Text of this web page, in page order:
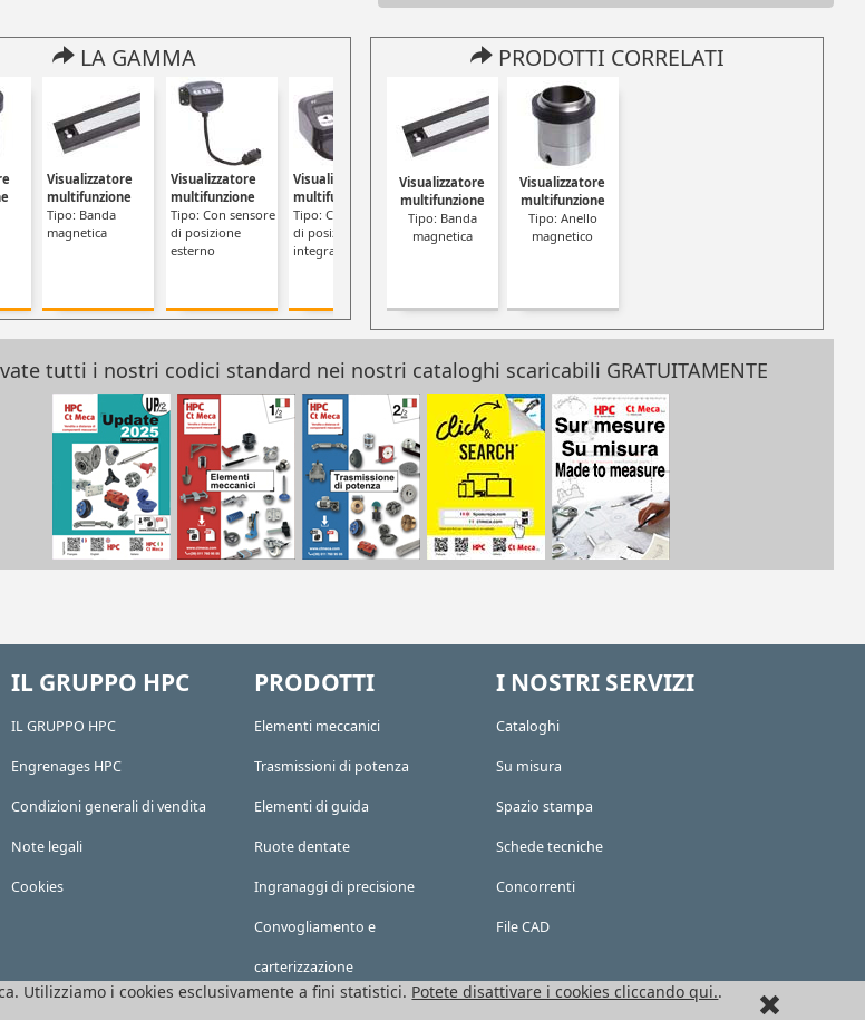
LA GAMMA
Visualizzatore
multifunzione
Tipo: Banda
magnetica
Visualizzatore
multifunzione
Tipo: Con sensore
di posizione
esterno
Visualizzatore
multifunzione
Tipo: Con sensore
di posizione
integrato
Visualizzatore
multifunzione
Tipo: Supporto -
montaggio
frontale
Visualizzatore
multifunzione
Tipo: Supporto -
montaggio
ortogonale
PRODOTTI CORRELATI
Visualizzatore
multifunzione
Tipo: Banda
magnetica
Visualizzatore
multifunzione
Tipo: Anello
magnetico
tutti i nostri codici standard nei nostri cataloghi scaricabili GRATUITAMENTE
IL GRUPPO HPC
IL GRUPPO HPC
Engrenages HPC
Condizioni generali di vendita
Note legali
Cookies
PRODOTTI
Elementi meccanici
Trasmissioni di potenza
Elementi di guida
Ruote dentate
Ingranaggi di precisione
Convogliamento e
carterizzazione
I NOSTRI SERVIZI
Cataloghi
Su misura
Spazio stampa
Schede tecniche
Concorrenti
File CAD
Utilizziamo i cookies esclusivamente a fini statistici. Potete disattivare i cookies cliccando qui..